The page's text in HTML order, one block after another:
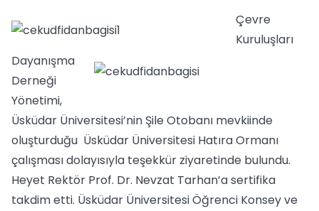
Çevre
Kuruluşları
Dayanışma
Derneği
Yönetimi,
Üsküdar Üniversitesi’nin Şile Otobanı mevkiinde
oluşturduğu Üsküdar Üniversitesi Hatıra Ormanı
çalışması dolayısıyla teşekkür ziyaretinde bulundu.
Heyet Rektör Prof. Dr. Nevzat Tarhan’a sertifika
takdim etti. Üsküdar Üniversitesi Öğrenci Konsey ve